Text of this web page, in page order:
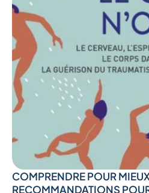
COMPRENDRE POUR
RECOMMANDATIONS